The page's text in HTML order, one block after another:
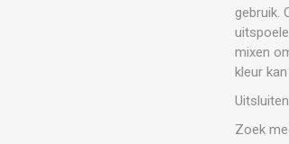
gebruik.
mixen
kleur
Zoek